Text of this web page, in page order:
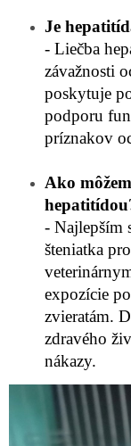
Je
- Liečba
závažnosti
poskytuje
podporu
príznakov
Ako
- Najlepším
šteniatka
expozície
zvieratám.
zdravého
nákazy.